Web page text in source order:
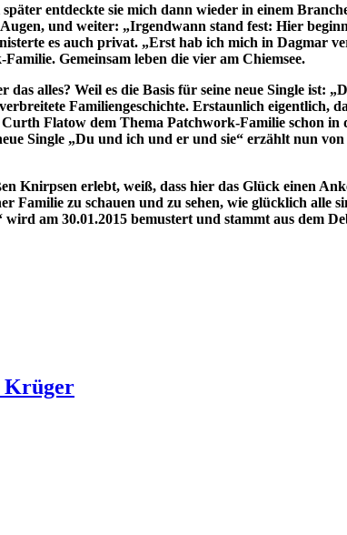
entdeckte sie mich dann wieder in einem
und weiter: „Irgendwann stand fest: Hier
es auch privat. „Erst hab ich mich in Dagmar
Gemeinsam leben die vier am Chiemsee.
das alles? Weil es die Basis für seine neue Single ist:
Familiengeschichte. Erstaunlich eigentlich,
Flatow dem Thema Patchwork-Familie schon in
Single „Du und ich und er und sie“ erzählt nun
Knirpsen erlebt, weiß, dass hier das Glück einen
Familie zu schauen und zu sehen, wie glücklich alle
am 30.01.2015 bemustert und stammt aus dem
Krüger